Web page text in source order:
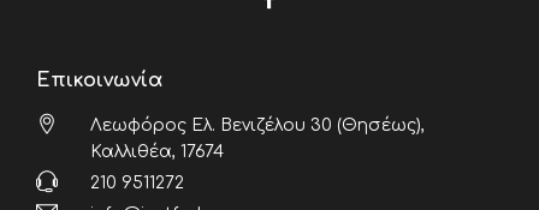
Επικοινωνία
Λεωφόρος Ελ. Βενιζέλου 30 (Θησέως),
Καλλιθέα, 17674
210 9511272